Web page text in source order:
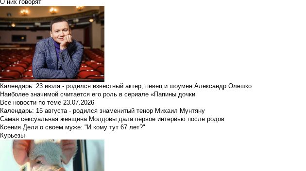
О них говорят
Календарь: 23 июля - родился известный актер, певец и шоумен Александр Олешко
Наиболее значимой считается его роль в сериале «Папины дочки
Все новости по теме 23.07.2026
Календарь: 15 августа - родился знаменитый тенор Михаил Мунтяну
Самая сексуальная женщина Молдовы дала первое интервью после родов
Ксения Дели о своем муже: "И кому тут 67 лет?"
Курьезы